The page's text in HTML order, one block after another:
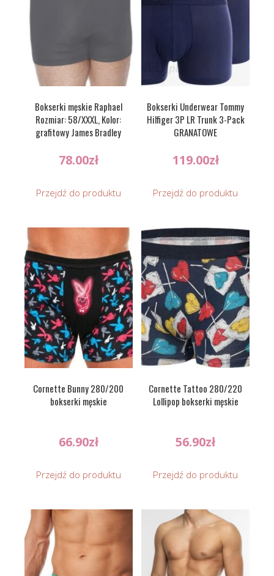
Bokserki męskie Raphael
Rozmiar: 58/XXXL, Kolor:
grafitowy James Bradley
78.00zł
Przejdź do produktu
Bokserki Underwear Tommy
Hilfiger 3P LR Trunk 3-Pack
GRANATOWE
119.00zł
Przejdź do produktu
Cornette Bunny 280/200
bokserki męskie
66.90zł
Przejdź do produktu
Cornette Tattoo 280/220
Lollipop bokserki męskie
56.90zł
Przejdź do produktu